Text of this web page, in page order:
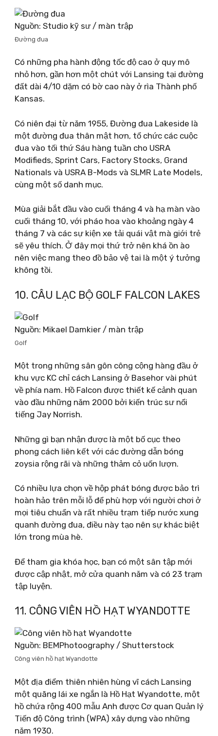
Nguồn: Studio kỹ sư / màn trập
Đường đua
Có những pha hành động tốc độ cao ở quy mô
nhỏ hơn, gần hơn một chút với Lansing tại đường
đất dài 4/10 dặm có bờ cao này ở rìa Thành phố
Kansas.
Có niên đại từ năm 1955, Đường đua Lakeside là
một đường đua thân mật hơn, tổ chức các cuộc
đua vào tối thứ Sáu hàng tuần cho USRA
Modifieds, Sprint Cars, Factory Stocks, Grand
Nationals và USRA B-Mods và SLMR Late Models,
cùng một số danh mục.
Mùa giải bắt đầu vào cuối tháng 4 và hạ màn vào
cuối tháng 10, với pháo hoa vào khoảng ngày 4
tháng 7 và các sự kiện xe tải quái vật mà giới trẻ
sẽ yêu thích. Ở đây mọi thứ trở nên khá ồn ào
nên việc mang theo đồ bảo vệ tai là một ý tưởng
không tồi.
10. CÂU LẠC BỘ GOLF FALCON LAKES
Nguồn: Mikael Damkier / màn trập
Golf
Một trong những sân gôn công cộng hàng đầu ở
khu vực KC chỉ cách Lansing ở Basehor vài phút
về phía nam. Hồ Falcon được thiết kế cảnh quan
vào đầu những năm 2000 bởi kiến ​​trúc sư nổi
tiếng Jay Norrish.
Những gì bạn nhận được là một bố cục theo
phong cách liên kết với các đường dẫn bóng
zoysia rộng rãi và những thảm cỏ uốn lượn.
Có nhiều lựa chọn về hộp phát bóng được bảo trì
hoàn hảo trên mỗi lỗ để phù hợp với người chơi ở
mọi tiêu chuẩn và rất nhiều trạm tiếp nước xung
quanh đường đua, điều này tạo nên sự khác biệt
lớn trong mùa hè.
Để tham gia khóa học, bạn có một sân tập mới
được cập nhật, mở cửa quanh năm và có 23 trạm
tập luyện.
11. CÔNG VIÊN HỒ HẠT WYANDOTTE
Nguồn: BEMPhotoography / Shutterstock
Công viên hồ hạt Wyandotte
Một địa điểm thiên nhiên hùng vĩ cách Lansing
một quãng lái xe ngắn là Hồ Hạt Wyandotte, một
hồ chứa rộng 400 mẫu Anh được Cơ quan Quản lý
Tiến độ Công trình (WPA) xây dựng vào những
năm 1930.